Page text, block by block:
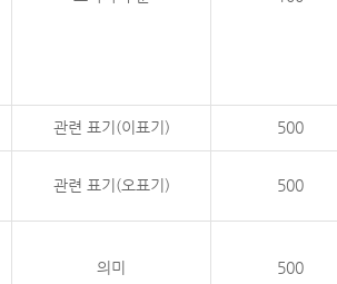
관련 표기(이표기) 500
관련 표기(오표기) 500
의미 500